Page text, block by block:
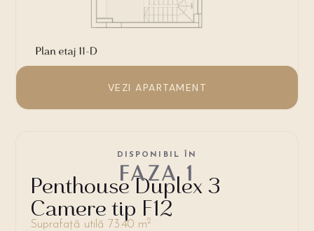
VEZI APARTAMENT
Penthouse Duplex 3
Camere tip F12
Suprafață utilă 73.40 m2
DISPONIBIL ÎN
FAZA 1